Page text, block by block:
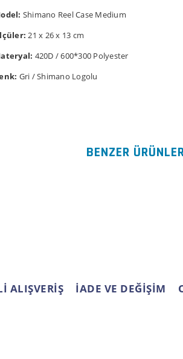
Shimano Reel Case Medium
21 x 26 x 13 cm
420D / 600*300 Polyester
Gri / Shimano Logolu
BENZER
ALIŞVERİŞ İADE VE DEĞİŞİM